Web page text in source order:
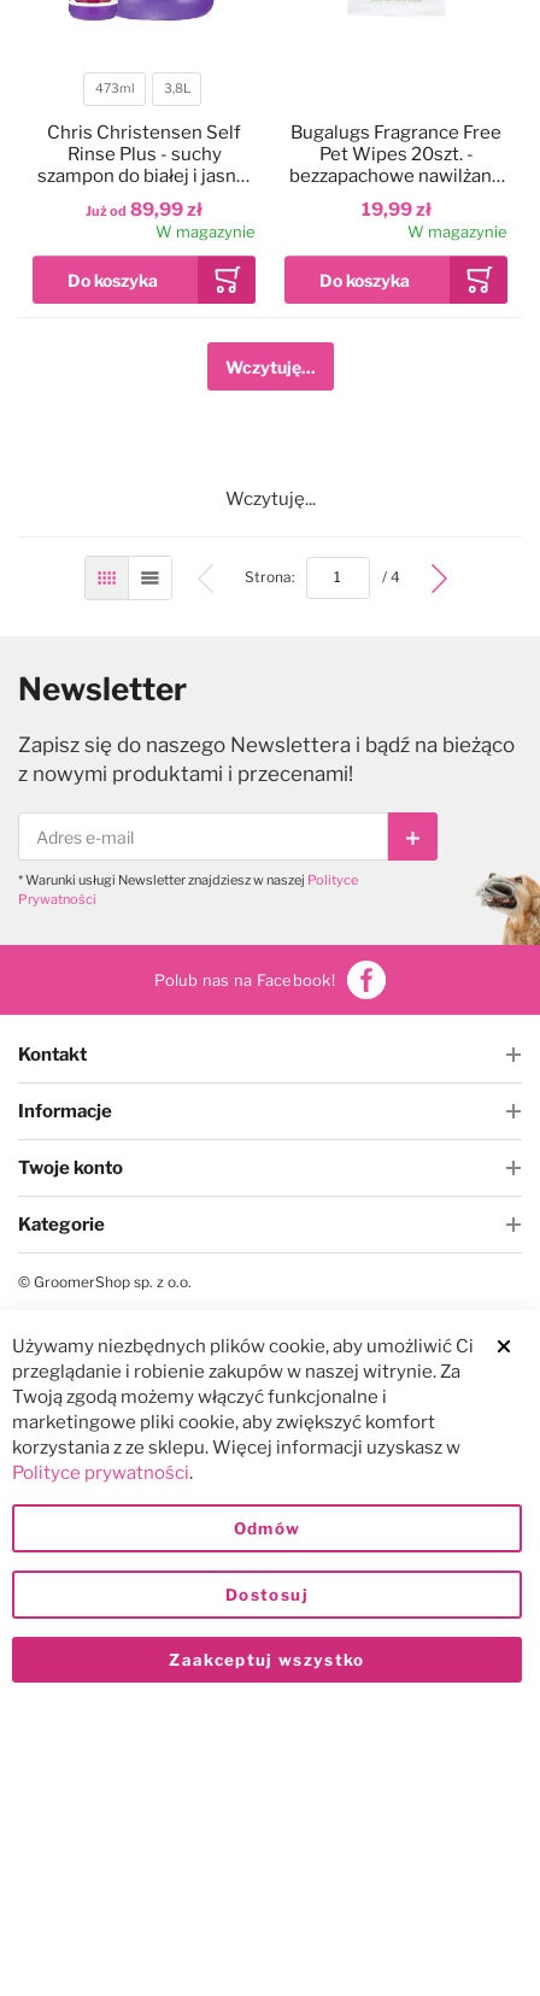
Pojemność
473ml 3,8L
Już od 89,99 zł
Chris Christensen Self
Rinse Plus - suchy
szampon do białej i jasnej
sierści psa
W magazynie
19,99 zł
Bugalugs Fragrance Free
Pet Wipes 20szt. -
bezzapachowe nawilżane
chusteczki dla psa i kota,
biodegradowalne
W magazynie
Wczytuję...
Wczytuję...
SiatkaLista Strona:bottom / 4
Newsletter
Zapisz się do naszego Newslettera i bądź na bieżąco
z nowymi produktami i przecenami!
Subskrybuj
* Warunki usługi Newsletter znajdziesz w naszej Polityce
Prywatności
Polub nas na Facebook!
Kontakt
Informacje
Twoje konto
Kategorie
© GroomerShop sp. z o.o.
Używamy niezbędnych plików cookie, aby umożliwić Ci
przeglądanie i robienie zakupów w naszej witrynie. Za
Twoją zgodą możemy włączyć funkcjonalne i
marketingowe pliki cookie, aby zwiększyć komfort
korzystania z ze sklepu. Więcej informacji uzyskasz w
Polityce prywatności.
Zaakceptuj wszystko
Dostosuj
Odmów